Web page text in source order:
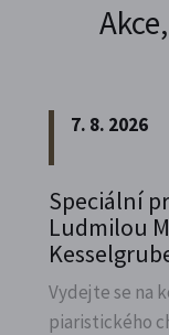
7. 8. 2026
Speciální
Ludmilou
Vydejte se na
piaristického